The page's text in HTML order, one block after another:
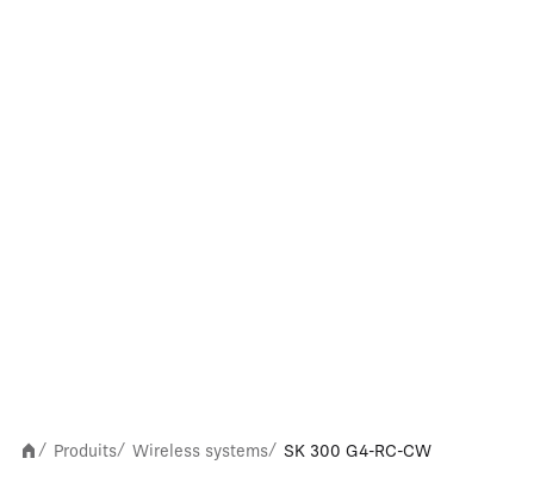
/ Produits/ Wireless systems/ SK 300 G4-RC-CW